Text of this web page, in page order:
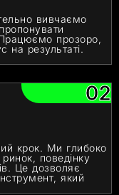
вивчаємо
прозоро,
на результаті.
02
крок. Ми глибоко
поведінку
Це дозволяє
який